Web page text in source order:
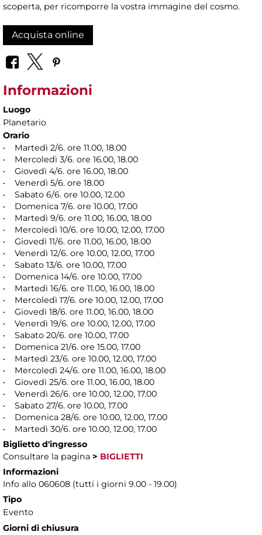
scoperta, per ricomporre la vostra immagine del cosmo.
Acquista online
Informazioni
Luogo
Planetario
Orario
• Martedì 2/6. ore 11.00, 18.00
• Mercoledì 3/6. ore 16.00, 18.00
• Giovedì 4/6. ore 16.00, 18.00
• Venerdì 5/6. ore 18.00
• Sabato 6/6. ore 10.00, 12.00
• Domenica 7/6. ore 10.00, 17.00
• Martedì 9/6. ore 11.00, 16.00, 18.00
• Mercoledì 10/6. ore 10.00, 12.00, 17.00
• Giovedì 11/6. ore 11.00, 16.00, 18.00
• Venerdì 12/6. ore 10.00, 12.00, 17.00
• Sabato 13/6. ore 10.00, 17.00
• Domenica 14/6. ore 10.00, 17.00
• Martedì 16/6. ore 11.00, 16.00, 18.00
• Mercoledì 17/6. ore 10.00, 12.00, 17.00
• Giovedì 18/6. ore 11.00, 16.00, 18.00
• Venerdì 19/6. ore 10.00, 12.00, 17.00
• Sabato 20/6. ore 10.00, 17.00
• Domenica 21/6. ore 15.00, 17.00
• Martedì 23/6. ore 10.00, 12.00, 17.00
• Mercoledì 24/6. ore 11.00, 16.00, 18.00
• Giovedì 25/6. ore 11.00, 16.00, 18.00
• Venerdì 26/6. ore 10.00, 12.00, 17.00
• Sabato 27/6. ore 10.00, 17.00
• Domenica 28/6. ore 10.00, 12.00, 17.00
• Martedì 30/6. ore 10.00, 12.00, 17.00
Biglietto d'ingresso
Consultare la pagina > BIGLIETTI
Informazioni
Info allo 060608 (tutti i giorni 9.00 - 19.00)
Tipo
Evento
Giorni di chiusura